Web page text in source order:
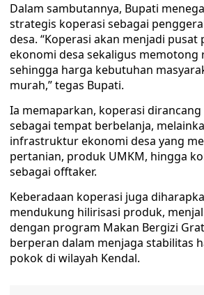
Dalam sambutannya, Bupati
strategis koperasi sebagai
desa. “Koperasi akan menjadi pusat
ekonomi desa sekaligus memotong
sehingga harga kebutuhan
murah,” tegas Bupati.
Ia memaparkan, koperasi
sebagai tempat berbelanja,
infrastruktur ekonomi desa yang
pertanian, produk UMKM, hingga
sebagai offtaker.
Keberadaan koperasi juga
mendukung hilirisasi produk,
dengan program Makan Bergizi
berperan dalam menjaga stabilitas
pokok di wilayah Kendal.